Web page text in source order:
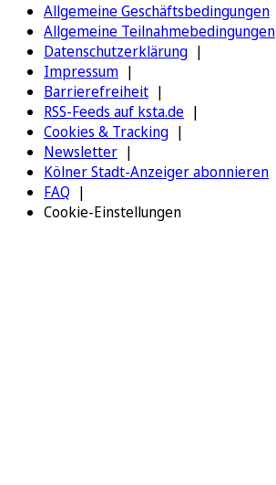
Allgemeine Geschäftsbedingungen
Allgemeine Teilnahmebedingungen
Datenschutzerklärung
Impressum
Barrierefreiheit
RSS-Feeds auf ksta.de
Cookies & Tracking
Newsletter
Kölner Stadt-Anzeiger abonnieren
FAQ
Cookie-Einstellungen